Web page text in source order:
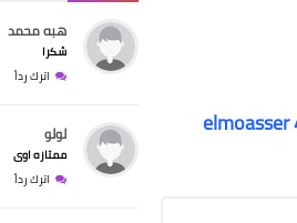
هبه محمد
شكرا
اترك رداً
لولو
ممتازه اوى
اترك رداً